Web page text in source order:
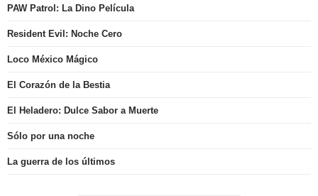
PAW Patrol: La Dino Película
Resident Evil: Noche Cero
Loco México Mágico
El Corazón de la Bestia
El Heladero: Dulce Sabor a Muerte
Sólo por una noche
La guerra de los últimos